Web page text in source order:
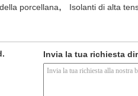
porcellana, Isolanti di alta
Invia la tua richiesta